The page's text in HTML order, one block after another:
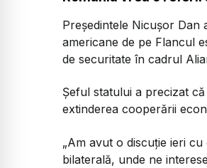
Președintele Nicușor
americane de pe Flancul
de securitate în cadrul
Șeful statului a precizat
extinderea cooperării
„Am avut o discuție ieri
bilaterală, unde ne